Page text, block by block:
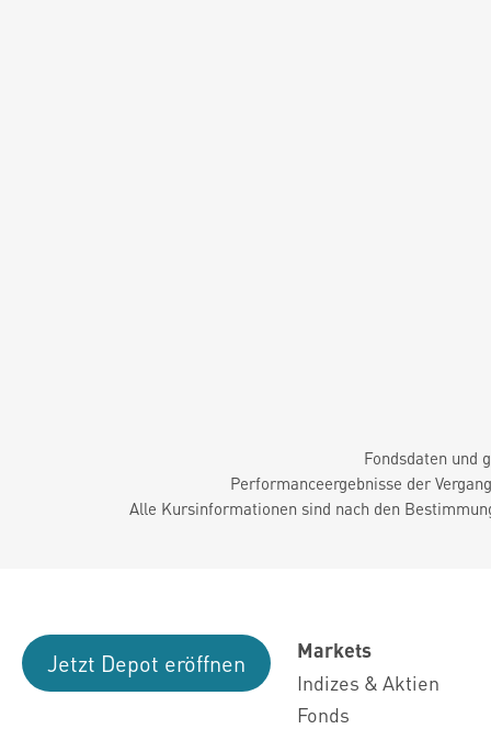
Fondsdaten und
Performanceergebnisse der
Alle Kursinformationen sind nach den
Jetzt Depot eröffnen
Markets
Indizes & Aktien
Fonds